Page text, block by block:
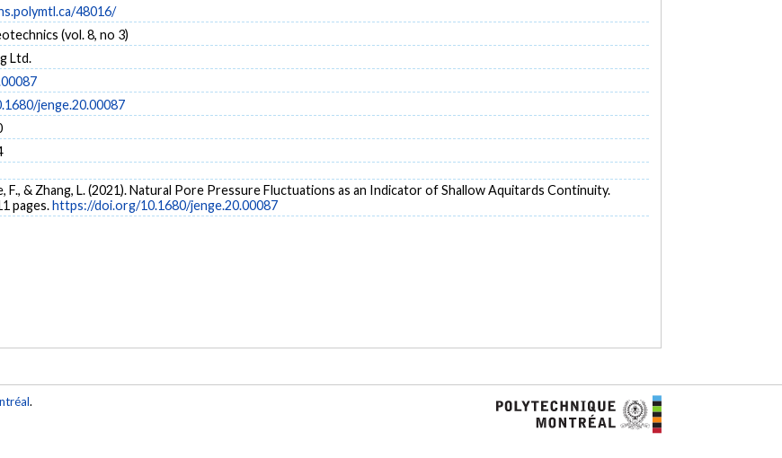
48016/
(vol. 8, no 3)
Ltd.
jenge.20.00087
F., & Zhang, L. (2021). Natural Pore Pressure Fluctuations as an Indicator of Shallow Aquitards Continuity.
pages.https://doi.org/10.1680/jenge.20.00087
.